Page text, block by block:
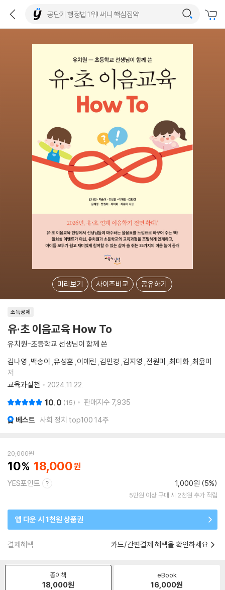
미리보기 사이즈비교 공유하기
소득공제
유·초 이음교육 How To
유치원-초등학교 선생님이 함께 쓴
김나영 ,백송이 ,유성훈 ,이예린 ,김민경 ,김지영 ,전원미 ,최미화 ,최윤미
저
교육과실천
2024.11.22.
10.0 15 판매지수 7,935
베스트 사회 정치 top100 14주
20,000원
10 18,000
YES포인트 1,000원 (5%)
5만원 이상 구매 시 2천원 추가 적립
앱 다운 시 1천원 상품권
결제혜택 카드/간편결제 혜택을 확인하세요
종이책
18,000원
eBook
16,000원